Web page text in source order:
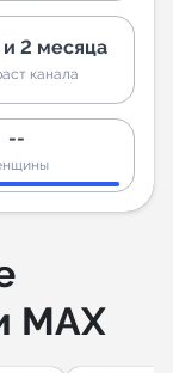
и 2 месяца
канала
--
MAX